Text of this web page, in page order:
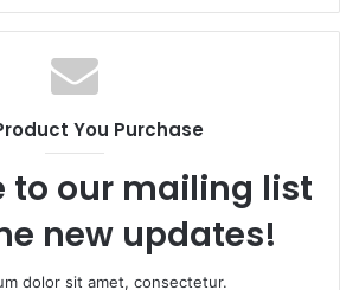
You Purchase
to our mailing list
new updates!
dolor sit amet, consectetur.